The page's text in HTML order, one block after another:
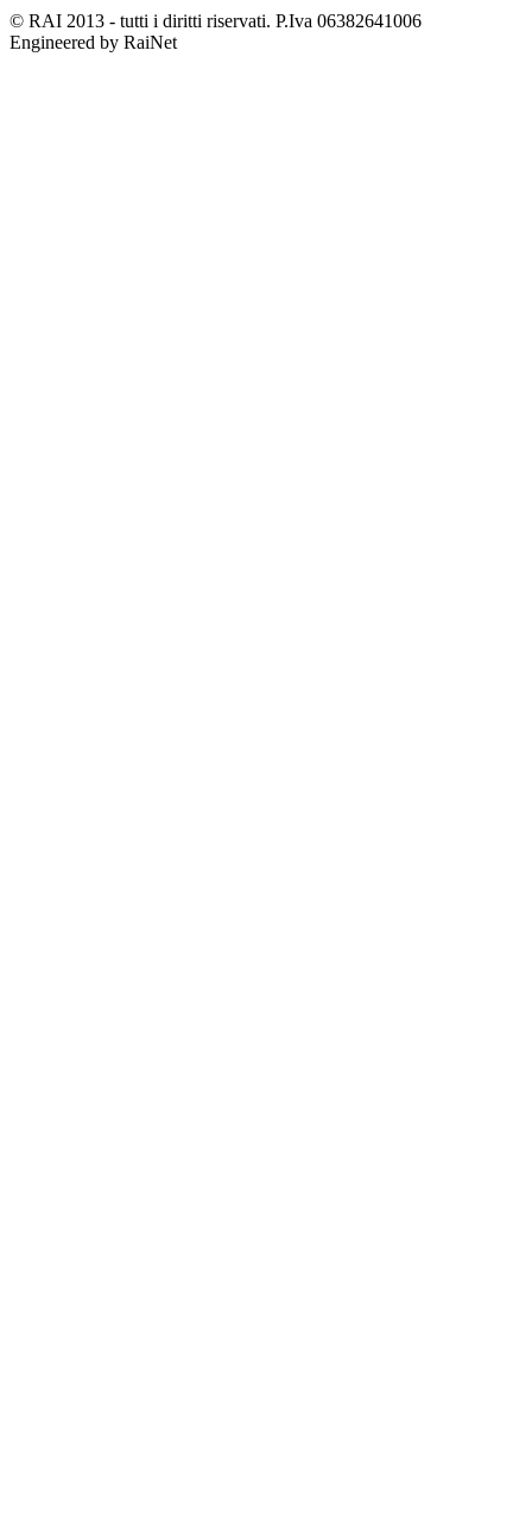
© RAI 2013 - tutti i diritti riservati. P.Iva 06382641006
Engineered by RaiNet